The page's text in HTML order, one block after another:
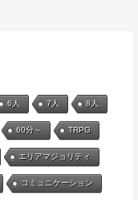
6人 7人 8人
60分～ TRPG
エリアマジョリティ
コミュニケーション